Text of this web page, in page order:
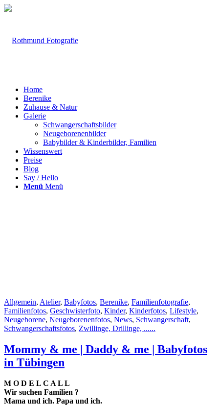
Home
Berenike
Zuhause & Natur
Galerie
Schwangerschaftsbilder
Neugeborenenbilder
Babybilder & Kinderbilder, Familien
Wissenswert
Preise
Blog
Say / Hello
Menü Menü
Allgemein, Atelier, Babyfotos, Berenike, Familienfotografie,
Familienfotos, Geschwisterfoto, Kinder, Kinderfotos, Lifestyle,
Neugeborene, Neugeborenenfotos, News, Schwangerschaft,
Schwangerschaftsfotos, Zwillinge, Drillinge, ......
Mommy & me | Daddy & me | Babyfotos
in Tübingen
M O D E L C A L L
Wir suchen Familien ?
Mama und ich. Papa und ich.